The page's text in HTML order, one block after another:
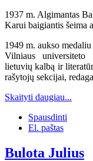
1937 m. Algimantas
Karui baigiantis šeima
1949 m. aukso
Vilniaus
lietuvių kalbą ir
rašytojų sekcijai,
Skaityti daugiau...
Spausdinti
El. paštas
Bulota Julius